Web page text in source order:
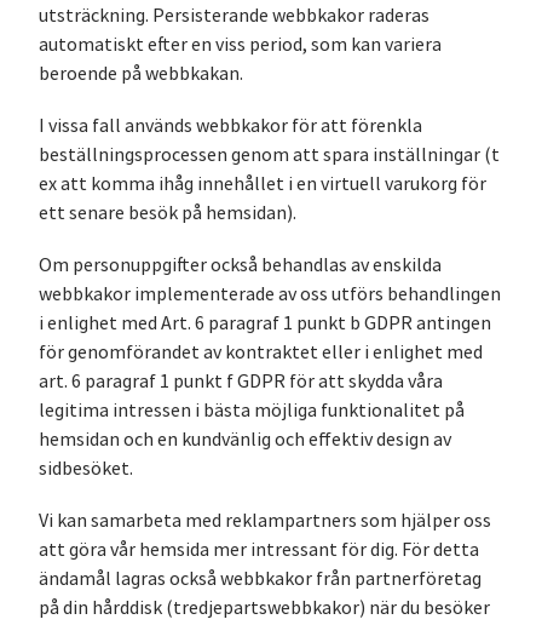
utsträckning. Persisterande webbkakor raderas
automatiskt efter en viss period, som kan variera
beroende på webbkakan.
I vissa fall används webbkakor för att förenkla
beställningsprocessen genom att spara inställningar (t
ex att komma ihåg innehållet i en virtuell varukorg för
ett senare besök på hemsidan).
Om personuppgifter också behandlas av enskilda
webbkakor implementerade av oss utförs behandlingen
i enlighet med Art. 6 paragraf 1 punkt b GDPR antingen
för genomförandet av kontraktet eller i enlighet med
art. 6 paragraf 1 punkt f GDPR för att skydda våra
legitima intressen i bästa möjliga funktionalitet på
hemsidan och en kundvänlig och effektiv design av
sidbesöket.
Vi kan samarbeta med reklampartners som hjälper oss
att göra vår hemsida mer intressant för dig. För detta
ändamål lagras också webbkakor från partnerföretag
på din hårddisk (tredjepartswebbkakor) när du besöker